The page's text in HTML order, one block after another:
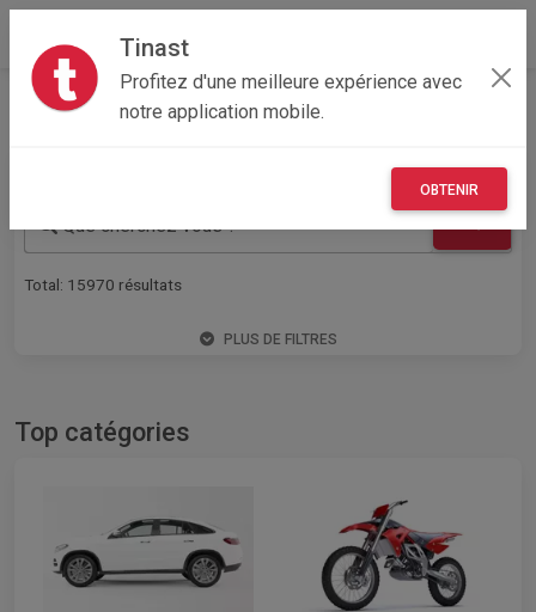
Tinast
Profitez d'une meilleure expérience avec
notre application mobile.
OBTENIR
Annonces gratuites en France
Que cherchez vous ?
Total: 15970 résultats
PLUS DE FILTRES
Top catégories